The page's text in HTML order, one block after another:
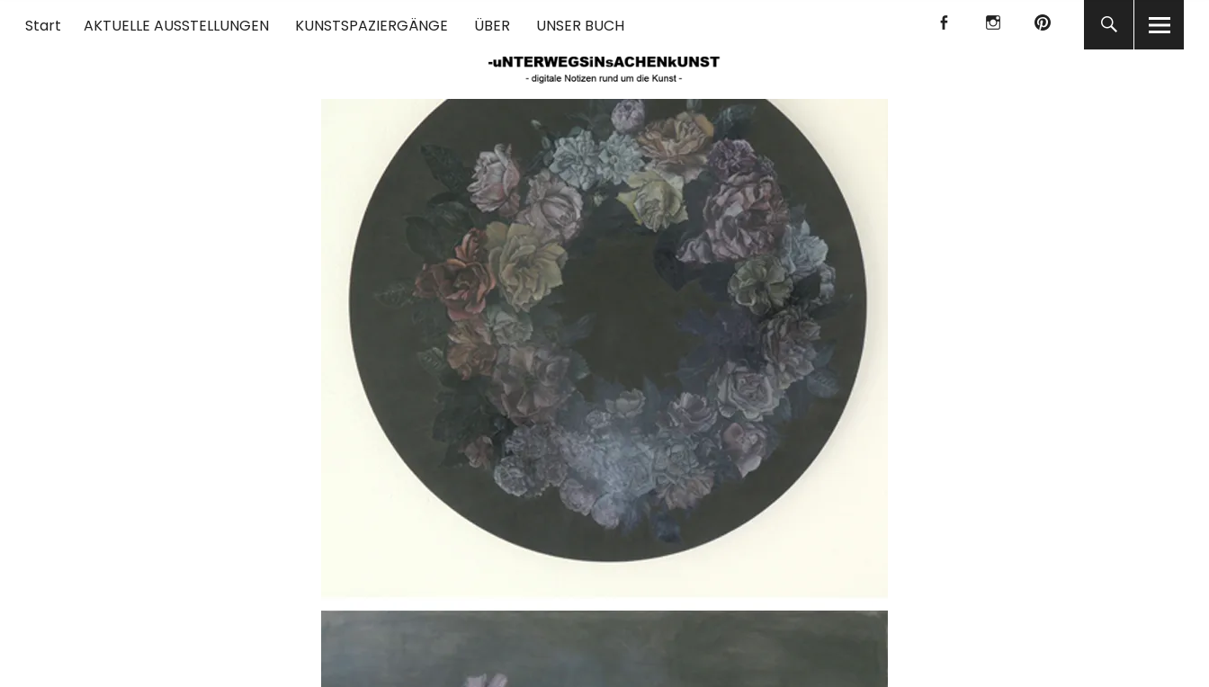
Start AKTUELLE AUSSTELLUNGEN KUNSTSPAZIERGÄNGE ÜBER UNSER BUCH
UNTERWEGS IN SACHEN KUNST
f I P